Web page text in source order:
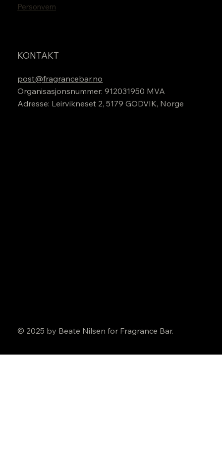
Personvern
KONTAKT
post@fragrancebar.no
Organisasjonsnummer: 912031950 MVA
Adresse: Leirvikneset 2, 5179 GODVIK, Norge
© 2025 by Beate Nilsen for Fragrance Bar.